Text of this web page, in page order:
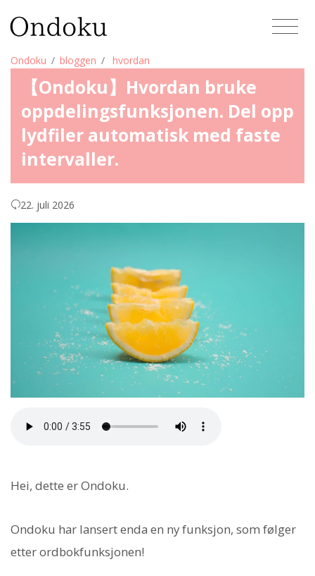
Ondoku bloggen hvordan
【Ondoku】Hvordan bruke
oppdelingsfunksjonen. Del opp
lydfiler automatisk med faste
intervaller.
22. juli 2026
Hei, dette er Ondoku.
Ondoku har lansert enda en ny funksjon, som følger
etter ordbokfunksjonen!